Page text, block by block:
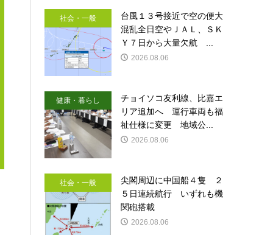
社会・一般
台風１３号接近で空の便大
混乱全日空やＪＡＬ、ＳＫ
Ｙ７日から大量欠航 ...
2026.08.06
健康・暮らし
チョイソコ友利線、比嘉エ
リア追加へ 運行車両も福
祉仕様に変更 地域公...
2026.08.06
社会・一般
尖閣周辺に中国船４隻 ２
５日連続航行 いずれも機
関砲搭載
2026.08.06